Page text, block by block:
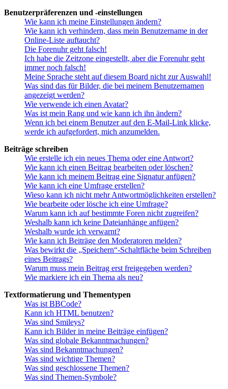
Benutzerpräferenzen und -einstellungen
Wie kann ich meine Einstellungen ändern?
Wie kann ich verhindern, dass mein Benutzername in der
Online-Liste auftaucht?
Die Forenuhr geht falsch!
Ich habe die Zeitzone eingestellt, aber die Forenuhr geht
immer noch falsch!
Meine Sprache steht auf diesem Board nicht zur Auswahl!
Was sind das für Bilder, die bei meinem Benutzernamen
angezeigt werden?
Wie verwende ich einen Avatar?
Was ist mein Rang und wie kann ich ihn ändern?
Wenn ich bei einem Benutzer auf den E-Mail-Link klicke,
werde ich aufgefordert, mich anzumelden.
Beiträge schreiben
Wie erstelle ich ein neues Thema oder eine Antwort?
Wie kann ich einen Beitrag bearbeiten oder löschen?
Wie kann ich meinem Beitrag eine Signatur anfügen?
Wie kann ich eine Umfrage erstellen?
Wieso kann ich nicht mehr Antwortmöglichkeiten erstellen?
Wie bearbeite oder lösche ich eine Umfrage?
Warum kann ich auf bestimmte Foren nicht zugreifen?
Weshalb kann ich keine Dateianhänge anfügen?
Weshalb wurde ich verwarnt?
Wie kann ich Beiträge den Moderatoren melden?
Was bewirkt die „Speichern“-Schaltfläche beim Schreiben
eines Beitrags?
Warum muss mein Beitrag erst freigegeben werden?
Wie markiere ich ein Thema als neu?
Textformatierung und Thementypen
Was ist BBCode?
Kann ich HTML benutzen?
Was sind Smileys?
Kann ich Bilder in meine Beiträge einfügen?
Was sind globale Bekanntmachungen?
Was sind Bekanntmachungen?
Was sind wichtige Themen?
Was sind geschlossene Themen?
Was sind Themen-Symbole?